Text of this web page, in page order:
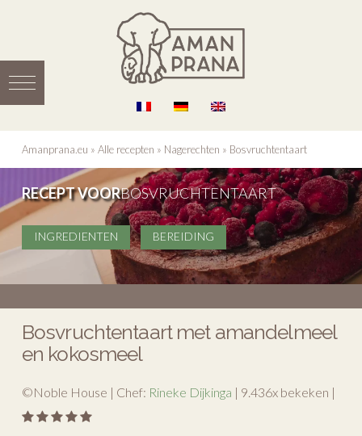
Amanprana.eu » Alle recepten » Nagerechten » Bosvruchtentaart
RECEPT VOORBOSVRUCHTENTAART
INGREDIENTEN BEREIDING
Bosvruchtentaart met amandelmeel
en kokosmeel
©Noble House | Chef: Rineke Dijkinga | 9.436x bekeken |